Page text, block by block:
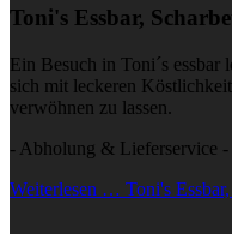
Toni's Essbar,
Ein Besuch in Toni´s
sich mit leckeren
verwöhnen zu lassen.
- Abholung & Lieferservice -
Weiterlesen … Toni's Essbar,